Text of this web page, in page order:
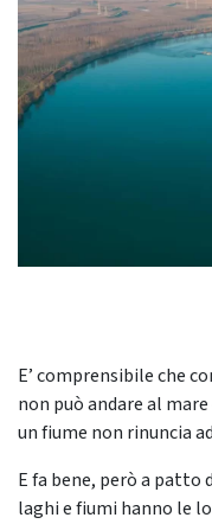
E’ comprensibile che
non può andare al
un fiume non rinuncia
E fa bene, però a patto
laghi e fiumi hanno le